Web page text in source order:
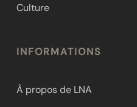
Culture
INFORMATIONS
À propos de LNA